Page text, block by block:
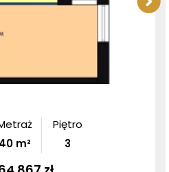
40 m²
Piętro
3